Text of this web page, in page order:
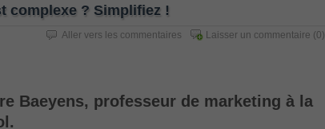
complexe ? Simplifiez !
Laisser un commentaire (0)
Aller vers les commentaires
Baeyens, professeur de marketing à la